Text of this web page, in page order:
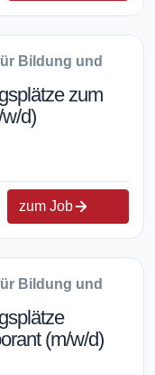
Bildung und
zum
d)
zum Job
Bildung und
(m/w/d)